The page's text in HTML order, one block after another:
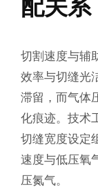
切割速度与辅
效率与切缝光
滞留，而气体
化痕迹。技术
切缝宽度设定
速度与低压氧
压氮气。